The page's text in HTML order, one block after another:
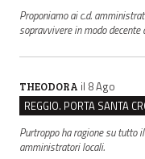
Proponiamo ai c.d.
sopravvivere in modo decente
THEODORA il 8 Ago
Purtroppo ha ragione su tutto
amministratori locali.